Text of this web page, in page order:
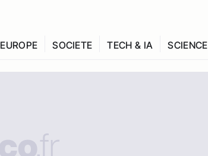
EUROPE SOCIETE TECH & IA SCIENCE